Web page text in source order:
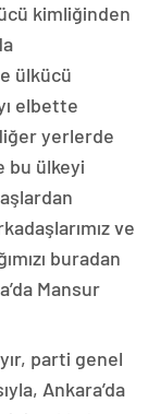
kimliğinden
ülkücü
elbette
yerlerde
bu ülkeyi
ve
buradan
Mansur
parti genel
Ankara’da